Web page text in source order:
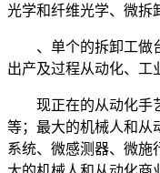
光学和纤维光学、微拆
、单个的拆卸工做台
出产及过程从动化、工
现正在的从动化手艺
等；最大的机械人和从
系统、微感测器、微施